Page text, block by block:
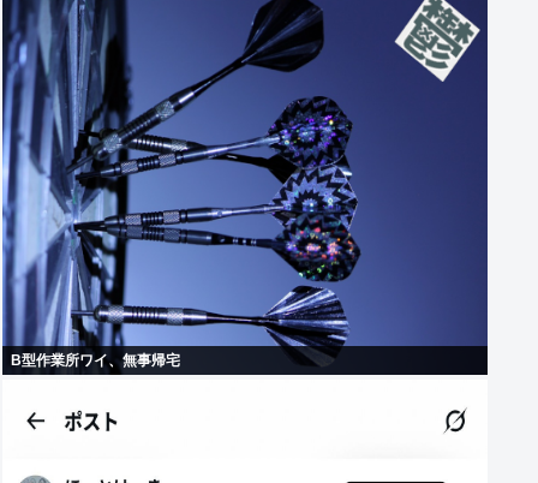
B型作業所ワイ、無事帰宅